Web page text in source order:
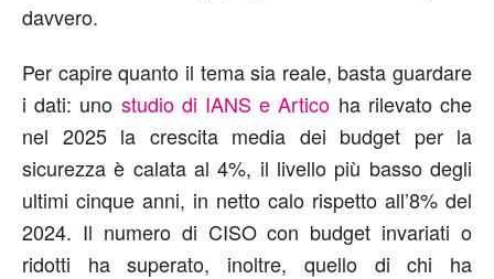
davvero.
Per capire quanto il tema sia reale, basta guardare
i dati: uno studio di IANS e Artico ha rilevato che
nel 2025 la crescita media dei budget per la
sicurezza è calata al 4%, il livello più basso degli
ultimi cinque anni, in netto calo rispetto all’8% del
2024. Il numero di CISO con budget invariati o
ridotti ha superato, inoltre, quello di chi ha